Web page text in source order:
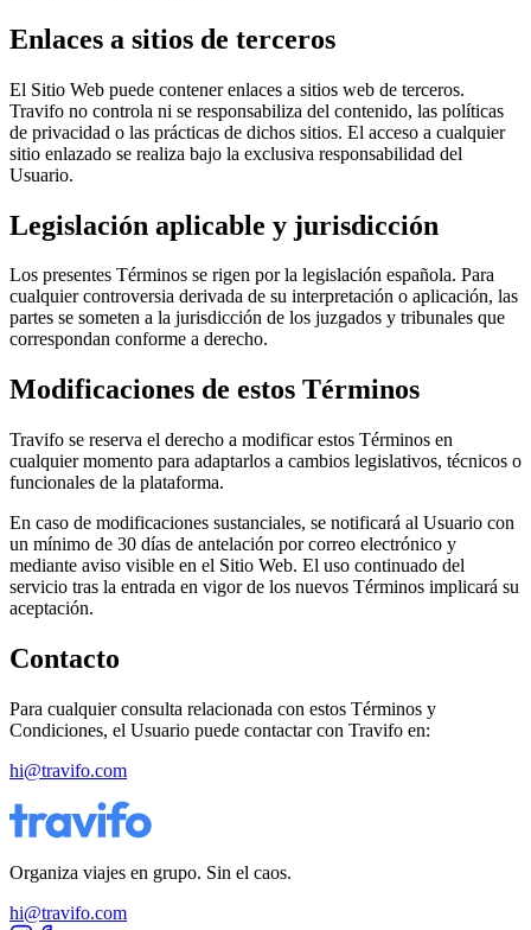
Enlaces a sitios de terceros
El Sitio Web puede contener enlaces a sitios web de terceros.
Travifo no controla ni se responsabiliza del contenido, las políticas
de privacidad o las prácticas de dichos sitios. El acceso a cualquier
sitio enlazado se realiza bajo la exclusiva responsabilidad del
Usuario.
Legislación aplicable y jurisdicción
Los presentes Términos se rigen por la legislación española. Para
cualquier controversia derivada de su interpretación o aplicación, las
partes se someten a la jurisdicción de los juzgados y tribunales que
correspondan conforme a derecho.
Modificaciones de estos Términos
Travifo se reserva el derecho a modificar estos Términos en
cualquier momento para adaptarlos a cambios legislativos, técnicos o
funcionales de la plataforma.
En caso de modificaciones sustanciales, se notificará al Usuario con
un mínimo de 30 días de antelación por correo electrónico y
mediante aviso visible en el Sitio Web. El uso continuado del
servicio tras la entrada en vigor de los nuevos Términos implicará su
aceptación.
Contacto
Para cualquier consulta relacionada con estos Términos y
Condiciones, el Usuario puede contactar con Travifo en:
hi@travifo.com
Organiza viajes en grupo. Sin el caos.
hi@travifo.com